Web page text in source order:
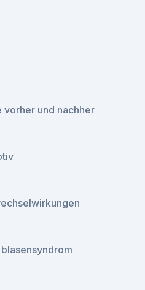
vorher und nachher